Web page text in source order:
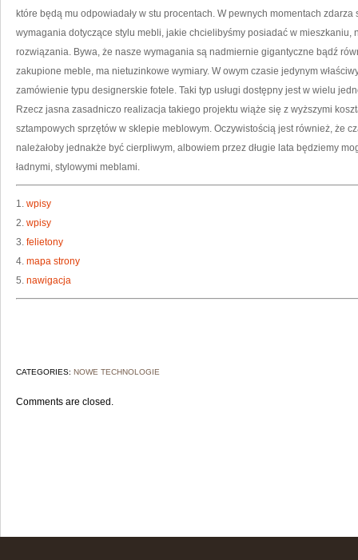
które będą mu odpowiadały w stu procentach. W pewnych momentach
wymagania dotyczące stylu mebli, jakie chcielibyśmy posiadać w mieszkaniu,
rozwiązania. Bywa, że nasze wymagania są nadmiernie gigantyczne bądź
zakupione meble, ma nietuzinkowe wymiary. W owym czasie jedynym
zamówienie typu designerskie fotele. Taki typ usługi dostępny jest w wielu
Rzecz jasna zasadniczo realizacja takiego projektu wiąże się z wyższymi
sztampowych sprzętów w sklepie meblowym. Oczywistością jest również, że
należałoby jednakże być cierpliwym, albowiem przez długie lata będziemy
ładnymi, stylowymi meblami.
1. wpisy
2. wpisy
3. felietony
4. mapa strony
5. nawigacja
CATEGORIES: NOWE TECHNOLOGIE
Comments are closed.